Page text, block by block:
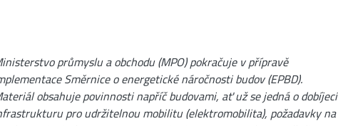
průmyslu a obchodu (MPO) pokračuje v přípravě
Směrnice o energetické náročnosti budov (EPBD).
obsahuje povinnosti napříč budovami, ať už se jedná o dobíjecí
pro udržitelnou mobilitu (elektromobilita), požadavky na